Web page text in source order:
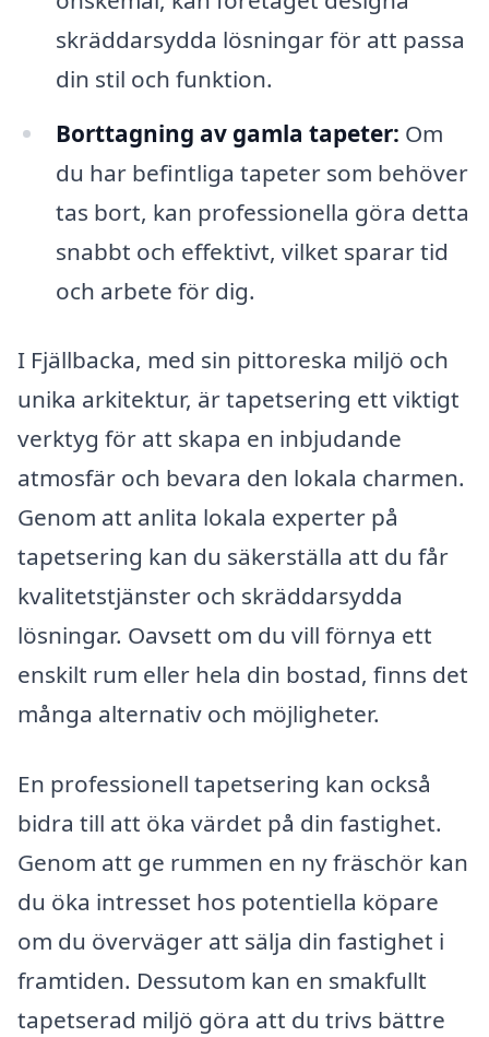
skräddarsydda lösningar för att passa
din stil och funktion.
Borttagning av gamla tapeter: Om
du har befintliga tapeter som behöver
tas bort, kan professionella göra detta
snabbt och effektivt, vilket sparar tid
och arbete för dig.
I Fjällbacka, med sin pittoreska miljö och
unika arkitektur, är tapetsering ett viktigt
verktyg för att skapa en inbjudande
atmosfär och bevara den lokala charmen.
Genom att anlita lokala experter på
tapetsering kan du säkerställa att du får
kvalitetstjänster och skräddarsydda
lösningar. Oavsett om du vill förnya ett
enskilt rum eller hela din bostad, finns det
många alternativ och möjligheter.
En professionell tapetsering kan också
bidra till att öka värdet på din fastighet.
Genom att ge rummen en ny fräschör kan
du öka intresset hos potentiella köpare
om du överväger att sälja din fastighet i
framtiden. Dessutom kan en smakfullt
tapetserad miljö göra att du trivs bättre